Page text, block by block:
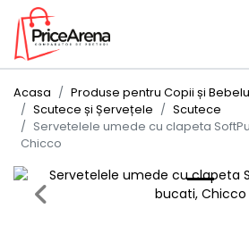
Acasa
Produse pentru Copii și
Scutece și Șervețele
Scutece
Servetelele umede cu clapeta
Chicco
Previous